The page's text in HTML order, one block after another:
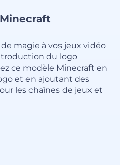
magie à vos jeux vidéo
du logo
ce modèle Minecraft en
et en ajoutant des
les chaînes de jeux et